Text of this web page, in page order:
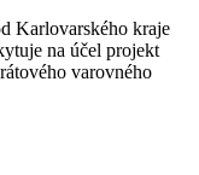
Karlovarského kraje
na účel projekt
varovného